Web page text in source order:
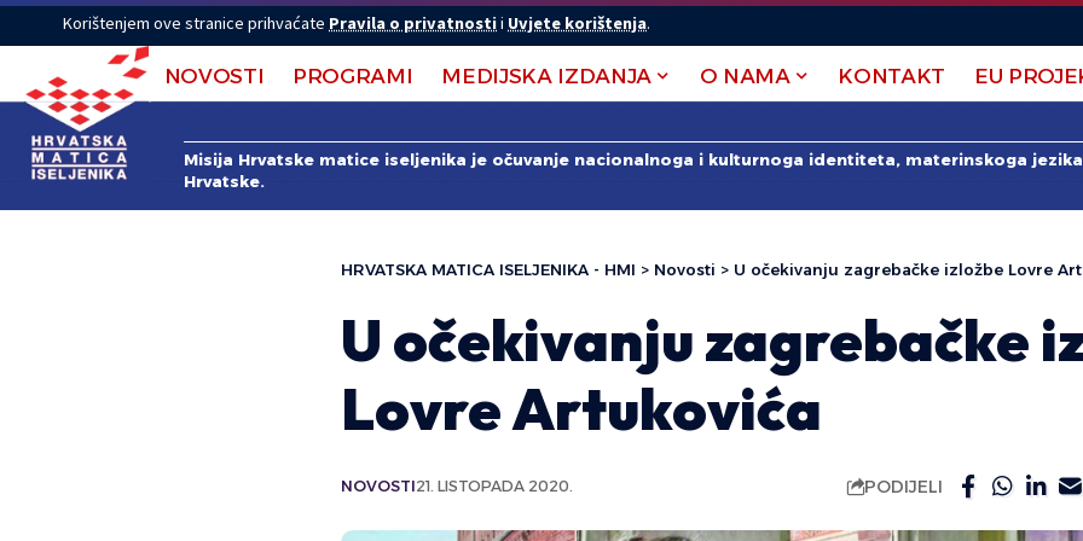
Korištenjem ove stranice prihvaćate Pravila o privatnostii Uvjete korištenja.
NOVOSTI PROGRAMI MEDIJSKA IZDANJA O NAMA KONTAKT EU
Misija Hrvatske matice iseljenika je očuvanje nacionalnoga i kulturnoga identiteta, materinskoga
Hrvatske.
HRVATSKA MATICA ISELJENIKA - HMI > Novosti > U očekivanju zagrebačke izložbe Lovre
U očekivanju zagrebačke
Lovre Artukovića
NOVOSTI21. LISTOPADA 2020. PODIJELI